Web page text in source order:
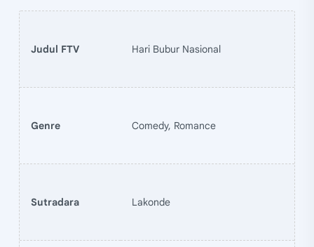
Judul FTV Hari Bubur Nasional
Genre Comedy, Romance
Sutradara Lakonde